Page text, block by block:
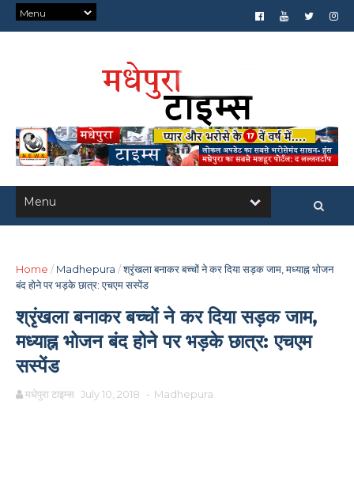
Home / Madhepura /श्रृंखला बनाकर बच्चों ने कर दिया सड़क जाम, मध्याह्न भोजन
बंद होने पर भड़के छात्र: एचएम सस्पेंड
श्रृंखला बनाकर बच्चों ने कर दिया सड़क जाम,
मध्याह्न भोजन बंद होने पर भड़के छात्र: एचएम
सस्पेंड
मधेपुरा टाइम्स July 10, 2018 - Madhepura